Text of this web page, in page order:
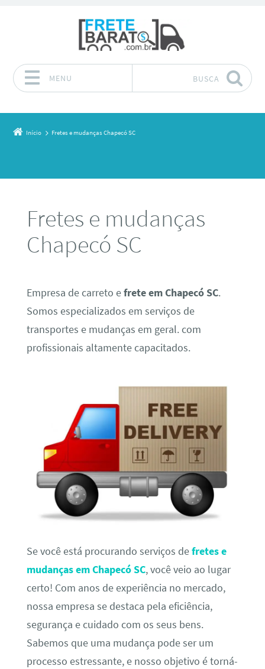
MENU BUSCA
Início Fretes e mudanças Chapecó SC
Fretes e mudanças
Chapecó SC
Empresa de carreto efrete em Chapecó SC.
Somos especializados em serviços de
transportes e mudanças em geral. com
profissionais altamente capacitados.
Se você está procurando serviços defretes e
mudanças em Chapecó SC, você veio ao lugar
certo! Com anos de experiência no mercado,
nossa empresa se destaca pela eficiência,
segurança e cuidado com os seus bens.
Sabemos que uma mudança pode ser um
processo estressante, e nosso objetivo é torná-